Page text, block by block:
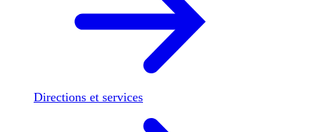
Directions et services